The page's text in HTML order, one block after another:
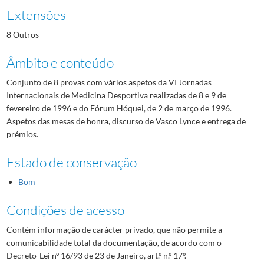
Extensões
8 Outros
Âmbito e conteúdo
Conjunto de 8 provas com vários aspetos da VI Jornadas
Internacionais de Medicina Desportiva realizadas de 8 e 9 de
fevereiro de 1996 e do Fórum Hóquei, de 2 de março de 1996.
Aspetos das mesas de honra, discurso de Vasco Lynce e entrega de
prémios.
Estado de conservação
Bom
Condições de acesso
Contém informação de carácter privado, que não permite a
comunicabilidade total da documentação, de acordo com o
Decreto-Lei nº 16/93 de 23 de Janeiro, art.º n.º 17º.